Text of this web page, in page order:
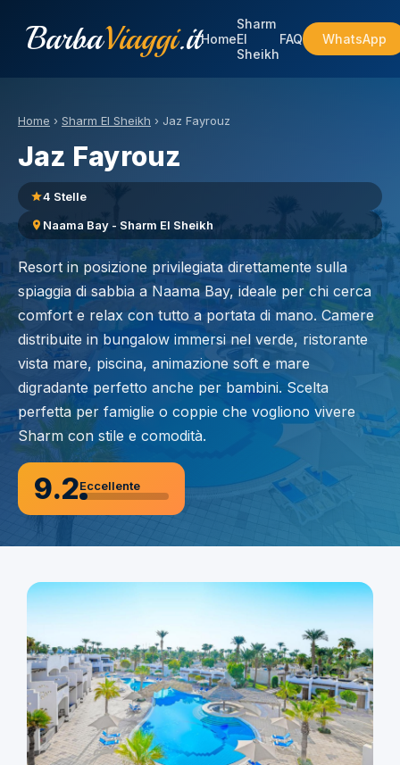
BarbaViaggi.itHome
Sharm
El
Sheikh
FAQ WhatsApp
Home › Sharm El Sheikh › Jaz Fayrouz
Jaz Fayrouz
4 Stelle
Naama Bay - Sharm El Sheikh
Resort in posizione privilegiata direttamente sulla
spiaggia di sabbia a Naama Bay, ideale per chi cerca
comfort e relax con tutto a portata di mano. Camere
distribuite in bungalow immersi nel verde, ristorante
vista mare, piscina, animazione soft e mare
digradante perfetto anche per bambini. Scelta
perfetta per famiglie o coppie che vogliono vivere
Sharm con stile e comodità.
9.2Eccellente